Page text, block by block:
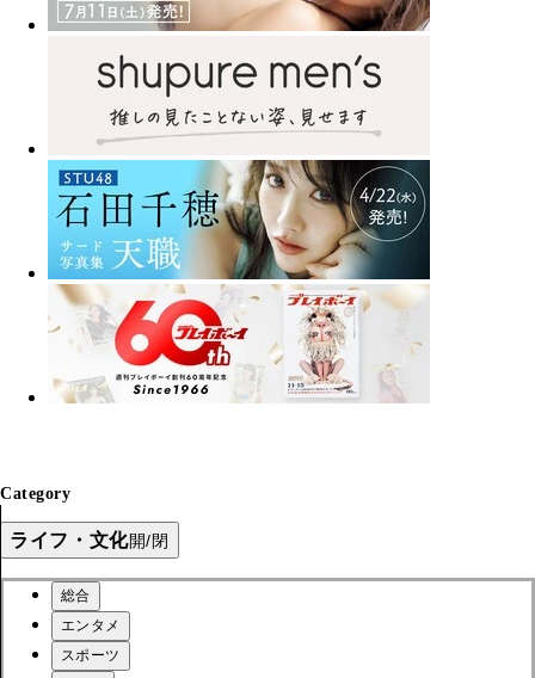
Category
ライフ・文化開/閉
総合
エンタメ
スポーツ